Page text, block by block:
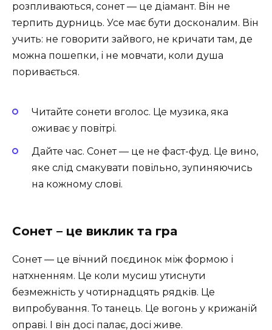
розпливаються, сонет — це діамант. Він не
терпить дурниць. Усе має бути досконалим. Він
учить: не говорити зайвого, не кричати там, де
можна пошепки, і не мовчати, коли душа
поривається.
Читайте сонети вголос. Це музика, яка
оживає у повітрі.
Дайте час. Сонет — це не фаст-фуд. Це вино,
яке слід смакувати повільно, зупиняючись
на кожному слові.
Сонет – це виклик та гра
Сонет — це вічний поєдинок між формою і
натхненням. Це коли мусиш утиснути
безмежність у чотирнадцять рядків. Це
випробування. То танець. Це вогонь у крижаній
оправі. І він досі палає, досі живе.